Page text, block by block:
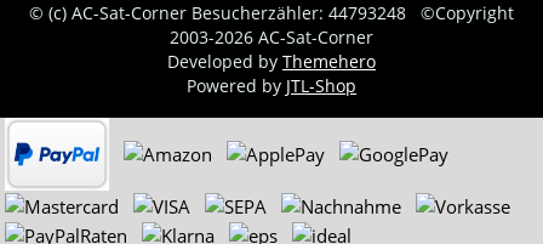
© (c) AC-Sat-Corner Besucherzähler: 44793248
©Copyright
2003-2026 AC-Sat-Corner
Developed by Themehero
Powered by JTL-Shop